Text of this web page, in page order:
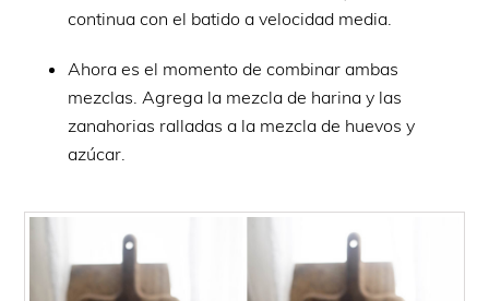
continua con el batido a velocidad media.
Ahora es el momento de combinar ambas
mezclas. Agrega la mezcla de harina y las
zanahorias ralladas a la mezcla de huevos y
azúcar.